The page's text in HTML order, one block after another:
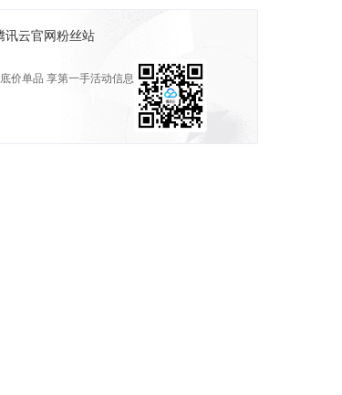
讯云官网粉丝站
价单品 享第一手活动信息